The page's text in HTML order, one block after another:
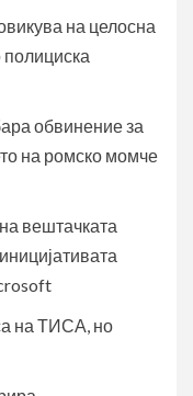
на целосна
полициска
обвинение за
на ромско момче
вештачката
на ТИСА, но